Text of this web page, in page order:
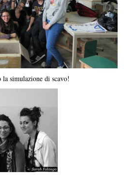
la simulazione di scavo!